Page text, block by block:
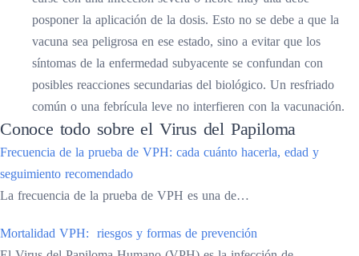
posponer la aplicación de la dosis. Esto no se debe a que la
vacuna sea peligrosa en ese estado, sino a evitar que los
síntomas de la enfermedad subyacente se confundan con
posibles reacciones secundarias del biológico. Un resfriado
común o una febrícula leve no interfieren con la vacunación.
Conoce todo sobre el Virus del Papiloma
Frecuencia de la prueba de VPH: cada cuánto hacerla, edad y
seguimiento recomendado
La frecuencia de la prueba de VPH es una de…
Mortalidad VPH: riesgos y formas de prevención